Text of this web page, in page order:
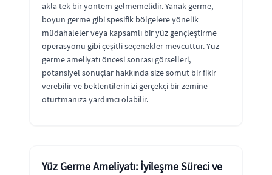
akla tek bir yöntem gelmemelidir. Yanak germe,
boyun germe gibi spesifik bölgelere yönelik
müdahaleler veya kapsamlı bir yüz gençleştirme
operasyonu gibi çeşitli seçenekler mevcuttur. Yüz
germe ameliyatı öncesi sonrası görselleri,
potansiyel sonuçlar hakkında size somut bir fikir
verebilir ve beklentilerinizi gerçekçi bir zemine
oturtmanıza yardımcı olabilir.
Yüz Germe Ameliyatı: İyileşme Süreci ve